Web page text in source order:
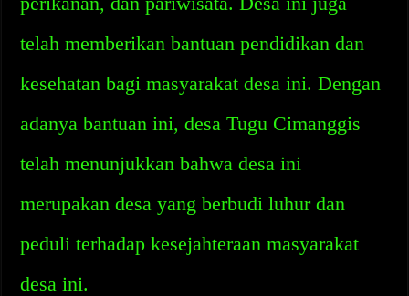
telah memberikan bantuan pendidikan dan
kesehatan bagi masyarakat desa ini. Dengan
adanya bantuan ini, desa Tugu Cimanggis
telah menunjukkan bahwa desa ini
merupakan desa yang berbudi luhur dan
peduli terhadap kesejahteraan masyarakat
desa ini.